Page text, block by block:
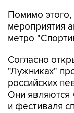
Помимо
мероприятия
метро
Согласно
"Лужниках"
российских
Они являются
и фестиваля